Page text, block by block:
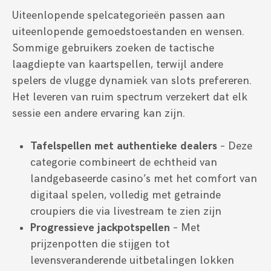
Uiteenlopende spelcategorieën passen aan
uiteenlopende gemoedstoestanden en wensen.
Sommige gebruikers zoeken de tactische
laagdiepte van kaartspellen, terwijl andere
spelers de vlugge dynamiek van slots prefereren.
Het leveren van ruim spectrum verzekert dat elk
sessie een andere ervaring kan zijn.
Tafelspellen met authentieke dealers – Deze
categorie combineert de echtheid van
landgebaseerde casino’s met het comfort van
digitaal spelen, volledig met getrainde
croupiers die via livestream te zien zijn
Progressieve jackpotspellen – Met
prijzenpotten die stijgen tot
levensveranderende uitbetalingen lokken